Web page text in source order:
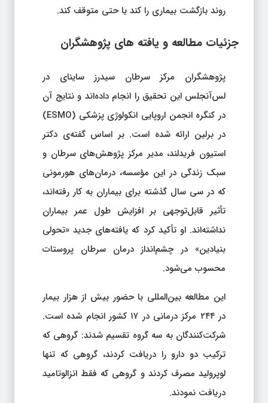
روند بازگشت بیماری را کند یا حتی متوقف کند.
جزئیات مطالعه و یافته‌ های پژوهشگران
پژوهشگران مرکز سرطان سیدرز ساینای در
لس‌آنجلس این تحقیق را انجام داده‌اند و نتایج آن
در کنگره انجمن اروپایی انکولوژی پزشکی (ESMO)
در برلین ارائه شده است. بر اساس گفته‌ی دکتر
استیون فریدلند، مدیر مرکز پژوهش‌های سرطان و
سبک زندگی در این مؤسسه، درمان‌های هورمونی
که در سی سال گذشته برای بیماران به کار رفته‌اند،
تأثیر قابل‌توجهی بر افزایش طول عمر بیماران
نداشته‌اند. او تأکید کرد که یافته‌های جدید «تحولی
بنیادین» در چشم‌انداز درمان سرطان پروستات
محسوب می‌شود.
این مطالعه بین‌المللی با حضور بیش از هزار بیمار
در ۲۴۴ مرکز درمانی در ۱۷ کشور انجام شده است.
شرکت‌کنندگان به سه گروه تقسیم شدند: گروهی که
ترکیب دو دارو را دریافت کردند، گروهی که تنها
لوپرولید مصرف کردند و گروهی که فقط انزالوتامید
دریافت نمودند.